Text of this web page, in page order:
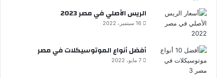
الريس الأصلي في مصر 2023
16 سبتمبر، 2022
أفضل أنواع الموتوسيكلات في مصر
7 مايو، 2022